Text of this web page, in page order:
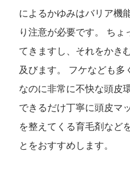
によるかゆみはバリア機
り注意が必要です。 ちょ
てきますし、それをかき
及びます。 フケなども
なのに非常に不快な頭皮
できるだけ丁寧に頭皮マ
を整えてくる育毛剤など
とをおすすめします。